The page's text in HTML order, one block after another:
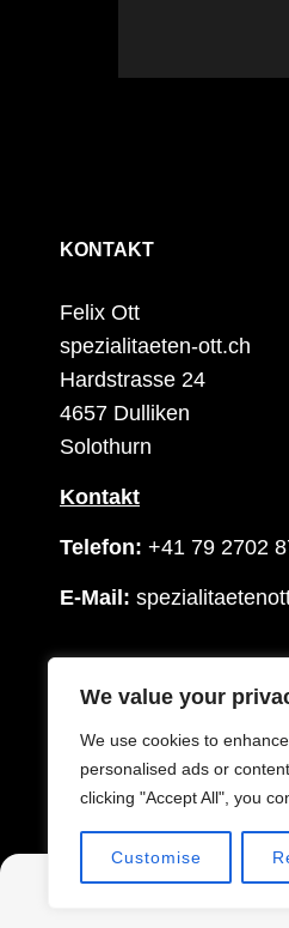
We value your
We use cookies to
personalised ads or
clicking "Accept All", you
Customise
KONTAKT
Felix Ott
spezialitaeten-ott.ch
Hardstrasse 24
4657 Dulliken
Solothurn
Kontakt
Telefon: +41 79 2702
E-Mail: